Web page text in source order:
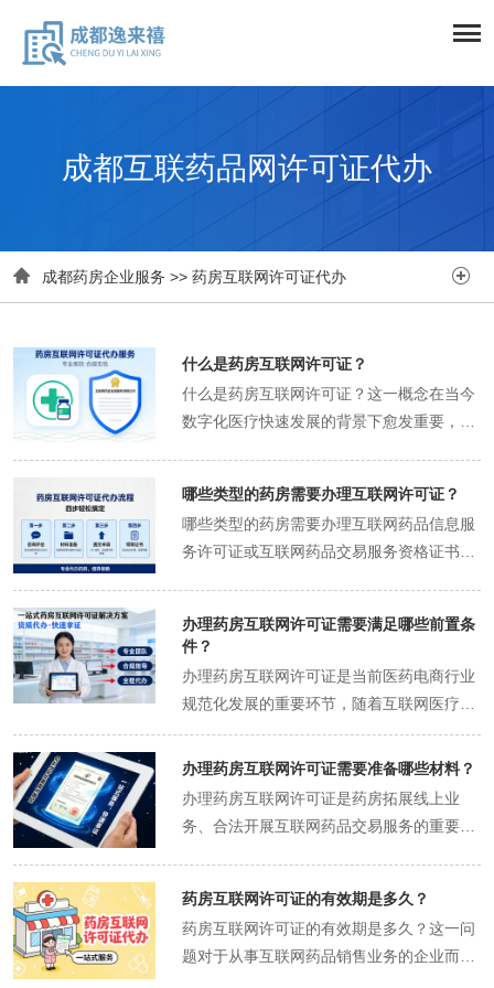
成都互联药品网许可证代办
 成都药房企业服务 >> 药房互联网许可证代办 
什么是药房互联网许可证？
什么是药房互联网许可证？这一概念在当今
数字化医疗快速发展的背景下愈发重要，它
的重要制度设计。 从定义层面来看，药房互
联网许可证全称为《互联网药品信息服务资
格证书》或《互联网药品交易服务资格证
书》（具体名称因地区和政策略有差异），
是药品监管部门依法授予符合条件的药品经
营企业或医疗机构，允许其通过互联网平台
开展药品信息展示、交易咨询或药品销售等
活动的行政许可文件。这一证书的颁发，标
品流通环节的信息真实性、交易安全性以及
服务合规性。 追溯其历史背景，药房互联网
许可证的诞生与互联网技术的普及密切相
关。随着电子商务的兴起，药品线上销售逐
渐成为趋势，但药品作为特殊商品，其质量
安全直接关系到公众健康。为防止假药劣药
通过互联网渠道流通，避免虚假宣传误导消
哪些类型的药房需要办理互联网许可证？
哪些类型的药房需要办理互联网药品信息服
务许可证或互联网药品交易服务资格证书
商快速发展的当下显得尤为重要。随着互联
来越多的药房开始尝试通过线上平台提供药
品销售服务，但并非所有药房都能直接开展
相关许可证。以下将详细阐述哪些类型的药
房需要办理此类互联网许可证，以及相关的
背景和注意事项。 首先，需要明确的是，根
易的药房，都必须依法取得相应的互联网药
品信息服务资质。这一规定旨在保障公众用
药安全，规范药品网络销售行为，防止非法
办理药房互联网许可证需要满足哪些前置条
件？
办理药房互联网许可证是当前医药电商行业
规范化发展的重要环节，随着互联网医疗的
快速发展，越来越多的实体药房开始拓展线
上业务，而获取互联网药品信息服务资格证
书或互联网药品交易服务资格证书（根据具
体业务类型区分）成为开展线上经营的前提
满足一系列前置条件，涵盖企业主体资质、
人员配置、技术保障、管理制度等多个维
度，以下将系统梳理核心要求。 一、企业主
体资质要求 申请药房互联网许可证的企业必
办理药房互联网许可证需要准备哪些材料？
办理药房互联网许可证是药房拓展线上业
务、合法开展互联网药品交易服务的重要前
的药品购买服务，而获取互联网许可证则是
这一过程的关键环节。那么，办理药房互联
网许可证究竟需要准备哪些材料呢？以下将
药房互联网许可证的有效期是多久？
药房互联网许可证的有效期是多久？这一问
题对于从事互联网药品销售业务的企业而言